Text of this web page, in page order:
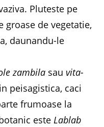
Pluteste pe
groase de vegetatie,
daunandu-le
zambila sau vita-
peisagistica, caci
frumoase la
este Lablab